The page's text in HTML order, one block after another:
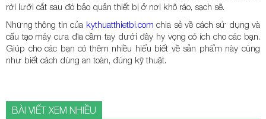
rời lưỡi cắt sau đó bảo quản thiết bị ở nơi khô ráo, sạch sẽ.
Những thông tin của kythuatthietbi.com chia sẻ về cách sử dụng và
cấu tạo máy cưa đĩa cầm tay dưới đây hy vọng có ích cho các bạn.
Giúp cho các bạn có thêm nhiều hiểu biết về sản phẩm này cũng
như biết cách dùng an toàn, đúng kỹ thuật.
BÀI VIẾT XEM NHIỀU